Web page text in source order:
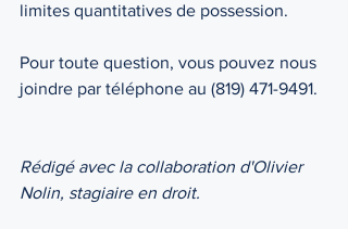
limites quantitatives de possession.
Pour toute question, vous pouvez nous
joindre par téléphone au (819) 471-9491.
Rédigé avec la collaboration d'Olivier
Nolin, stagiaire en droit.